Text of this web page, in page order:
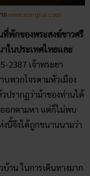
ก www.wongnai.com
ที่พักของพระสงฆ์ชาวศรี
ในประเทศไทยและ
2387 เจ้าพระยา
พวกโจรตามหัวเมือง
รากฏว่าม้าของท่านได้
อกตามหา แต่ก็ไม่พบ
งนี้จึงได้ถูกขนานนามว่า
าน ในการเดินทางมาก